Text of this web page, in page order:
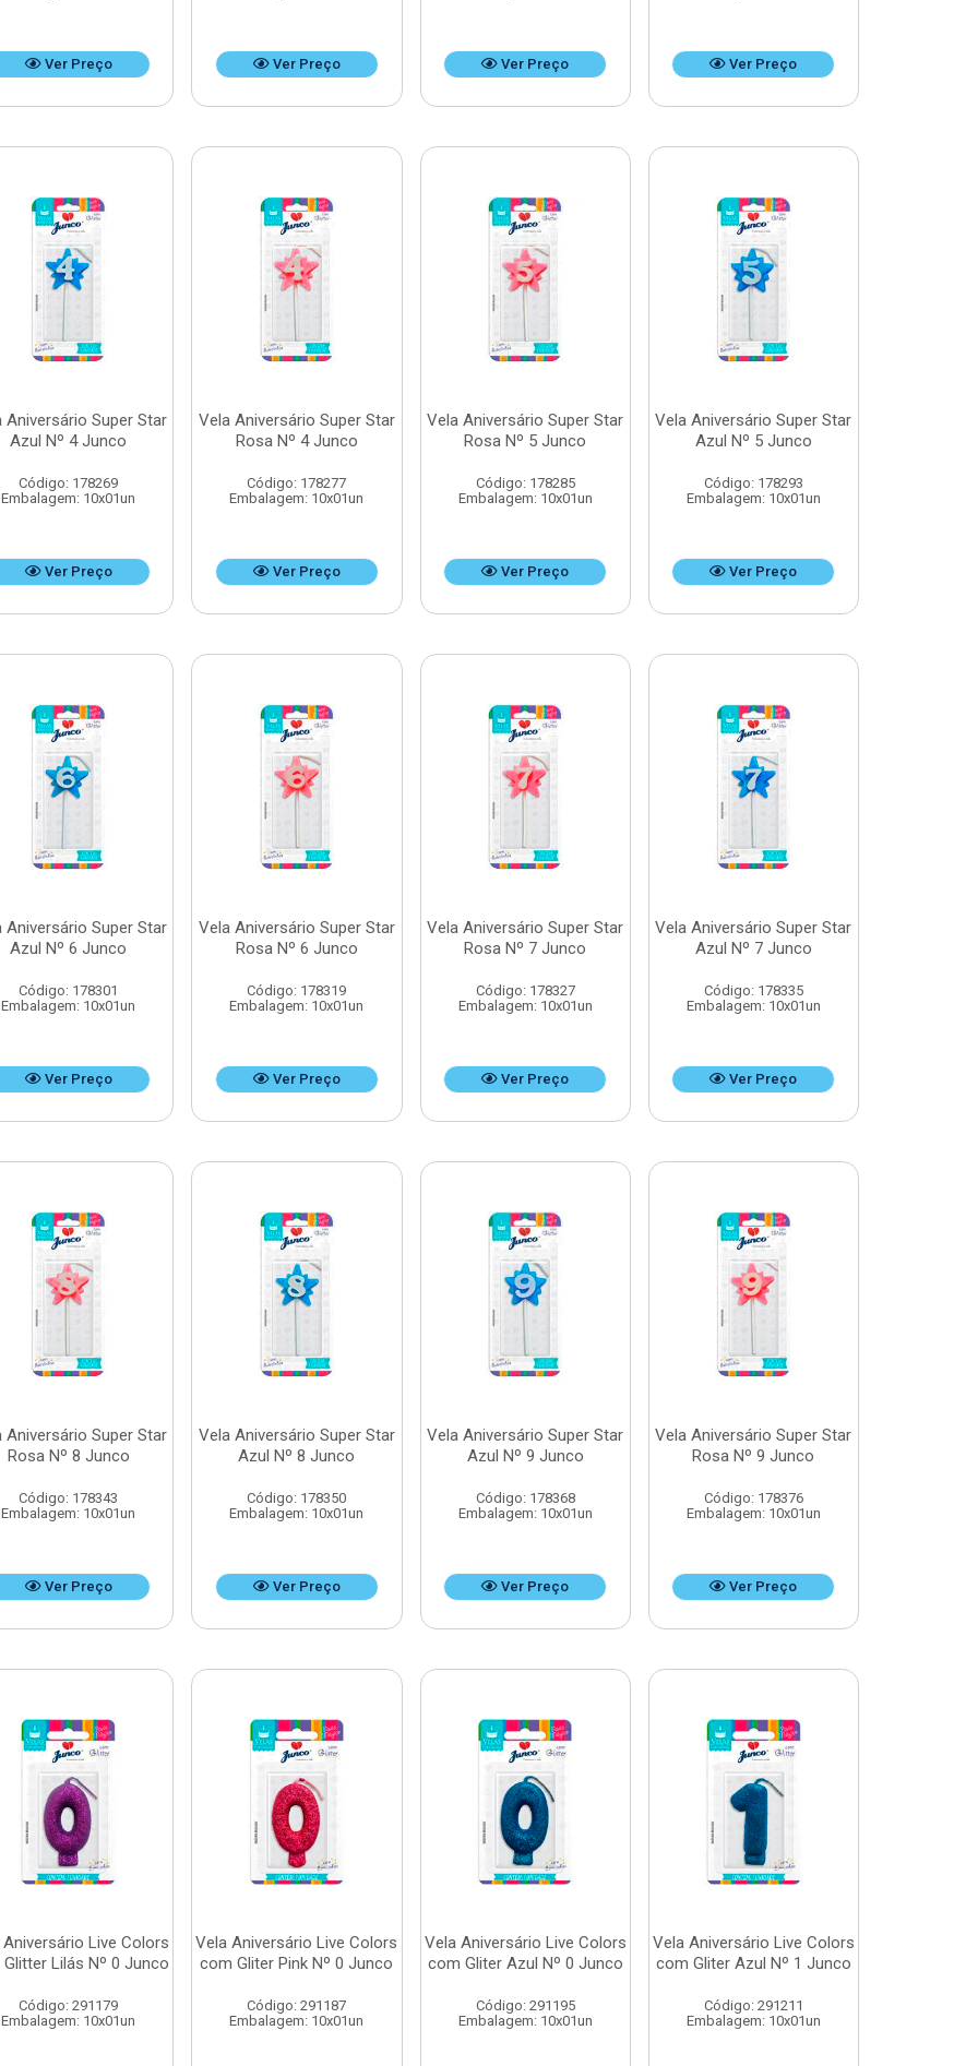
Ver Preço Ver Preço Ver Preço Ver Preço
Aniversário Super Star
Azul Nº 4 Junco
Código: 178269
Embalagem: 10x01un
Ver Preço
Vela Aniversário Super Star
Rosa Nº 4 Junco
Código: 178277
Embalagem: 10x01un
Ver Preço
Vela Aniversário Super Star
Rosa Nº 5 Junco
Código: 178285
Embalagem: 10x01un
Ver Preço
Vela Aniversário Super Star
Azul Nº 5 Junco
Código: 178293
Embalagem: 10x01un
Ver Preço
Aniversário Super Star
Azul Nº 6 Junco
Código: 178301
Embalagem: 10x01un
Ver Preço
Vela Aniversário Super Star
Rosa Nº 6 Junco
Código: 178319
Embalagem: 10x01un
Ver Preço
Vela Aniversário Super Star
Rosa Nº 7 Junco
Código: 178327
Embalagem: 10x01un
Ver Preço
Vela Aniversário Super Star
Azul Nº 7 Junco
Código: 178335
Embalagem: 10x01un
Ver Preço
Aniversário Super Star
Rosa Nº 8 Junco
Código: 178343
Embalagem: 10x01un
Ver Preço
Vela Aniversário Super Star
Azul Nº 8 Junco
Código: 178350
Embalagem: 10x01un
Ver Preço
Vela Aniversário Super Star
Azul Nº 9 Junco
Código: 178368
Embalagem: 10x01un
Ver Preço
Vela Aniversário Super Star
Rosa Nº 9 Junco
Código: 178376
Embalagem: 10x01un
Ver Preço
Aniversário Live Colors
Lilás Nº 0 Junco
Código: 291179
Embalagem: 10x01un
Vela Aniversário Live Colors
com Gliter Pink Nº 0 Junco
Código: 291187
Embalagem: 10x01un
Vela Aniversário Live Colors
com Gliter Azul Nº 0 Junco
Código: 291195
Embalagem: 10x01un
Vela Aniversário Live Colors
com Gliter Azul Nº 1 Junco
Código: 291211
Embalagem: 10x01un